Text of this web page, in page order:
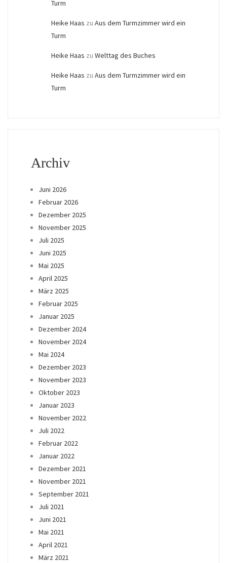
Turm
Heike Haas zu Aus dem Turmzimmer wird ein
Turm
Heike Haas zu Welttag des Buches
Heike Haas zu Aus dem Turmzimmer wird ein
Turm
Archiv
Juni 2026
Februar 2026
Dezember 2025
November 2025
Juli 2025
Juni 2025
Mai 2025
April 2025
März 2025
Februar 2025
Januar 2025
Dezember 2024
November 2024
Mai 2024
Dezember 2023
November 2023
Oktober 2023
Januar 2023
November 2022
Juli 2022
Februar 2022
Januar 2022
Dezember 2021
November 2021
September 2021
Juli 2021
Juni 2021
Mai 2021
April 2021
März 2021